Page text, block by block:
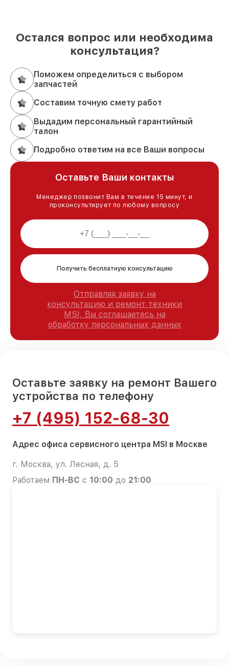
Остался вопрос или необходима
консультация?
Поможем определиться с выбором
запчастей
Составим точную смету работ
Выдадим персональный гарантийный
талон
Подробно ответим на все Ваши вопросы
Оставьте Ваши контакты
Менеджер позвонит Вам в течение 15 минут, и
проконсультирует по любому вопросу
Получить бесплатную консультацию
Отправляя заявку на
консультацию и ремонт техники
MSI, Вы соглашаетесь на
обработку персональных данных
Оставьте заявку на ремонт Вашего
устройства по телефону
+7 (495) 152-68-30
Адрес офиса сервисного центра MSI в Москве
г. Москва, ул. Лесная, д. 5
Работаем ПН-ВС с 10:00 до 21:00